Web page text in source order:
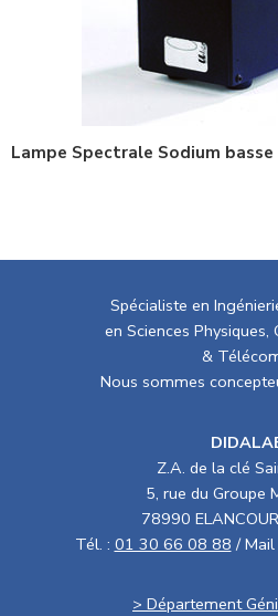
Lampe Spectrale Sodium basse
Spécialiste en
en Sciences Physiques,
&
Nous sommes
Z.A. de la clé
5, rue du Groupe
78990
Tél. : 01 30 66 08 88 / Mail
> Département